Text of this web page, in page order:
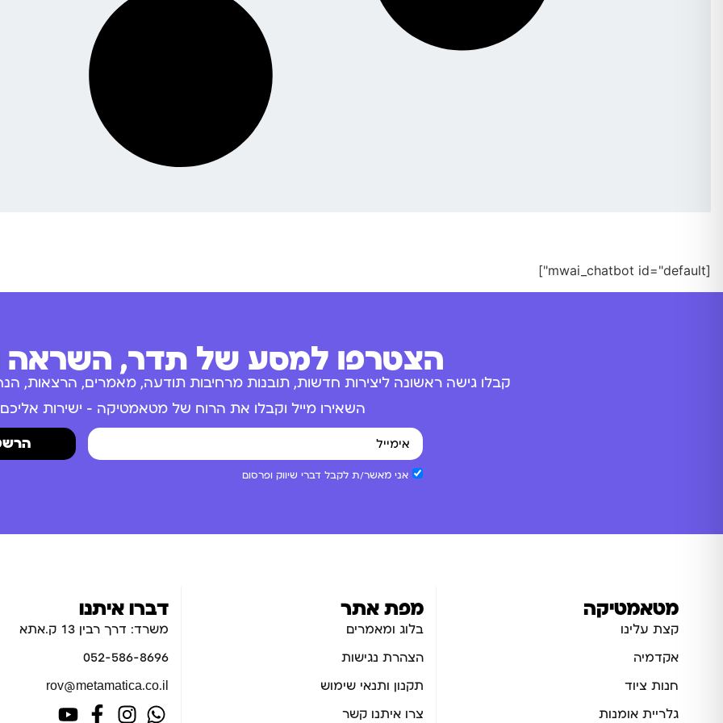
[mwai_chatbot id="default"]
הצטרפו למסע של תדר, השראה
קבלו גישה ראשונה ליצירות חדשות, תובנות מרחיבות תודעה, מאמרים, הרצאות,
השאירו מייל וקבלו את הרוח של מטאמטיקה – ישירות
אני מאשר/ת לקבל דברי שיווק ופרסום
מטאמטיקה
קצת עלינו
אקדמיה
חנות ציוד
גלריית אומנות
מפת אתר
בלוג ומאמרים
הצהרת נגישות
תקנון ותנאי שימוש
צרו איתנו קשר
דברו איתנו
משרד: דרך רבין 13 ק.אתא
052-586-8696
rov@metamatica.co.il